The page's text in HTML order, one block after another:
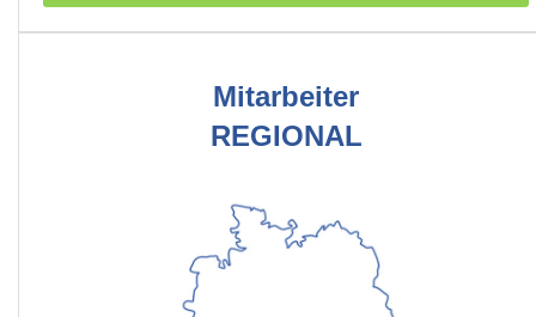
Mitarbeiter
REGIONAL